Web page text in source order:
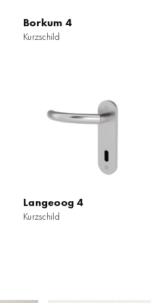
Borkum 4
Kurzschild
Langeoog 4
Kurzschild